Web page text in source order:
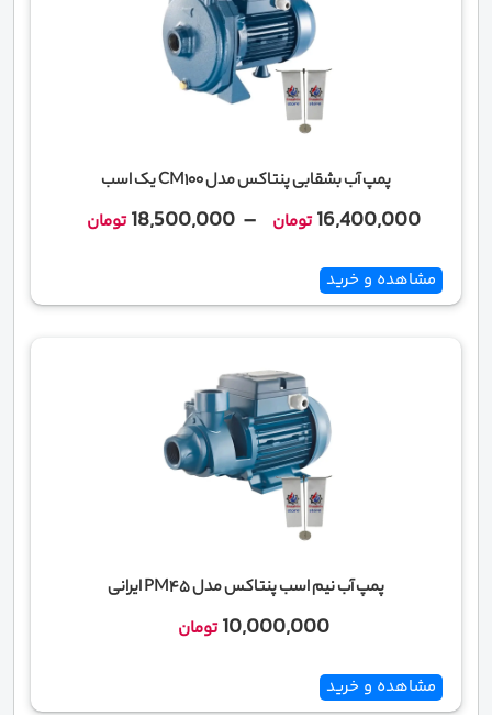
پمپ آب بشقابی پنتاکس مدل CM100 یک اسب
16,400,000 تومان –
18,500,000 تومان
Price
through
مشاهده و خرید
پمپ آب نیم اسب پنتاکس مدل PM45 ایرانی
10,000,000 تومان
مشاهده و خرید